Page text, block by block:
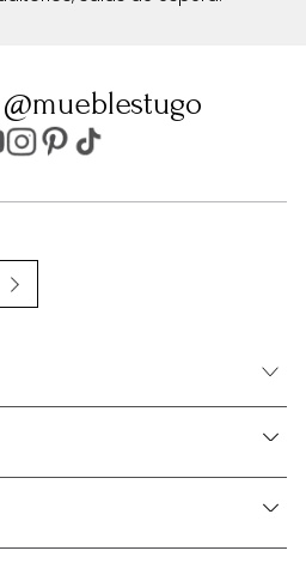
+
restricciones para productos
+